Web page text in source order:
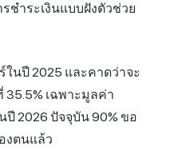
ชำระเงินแบบฝังตัวช่วย
นปี 2025 และคาดว่าจะ
เฉพาะมูลค่า
ปี 2026 ปัจจุบัน 90% ขอ
งตนแล้ว